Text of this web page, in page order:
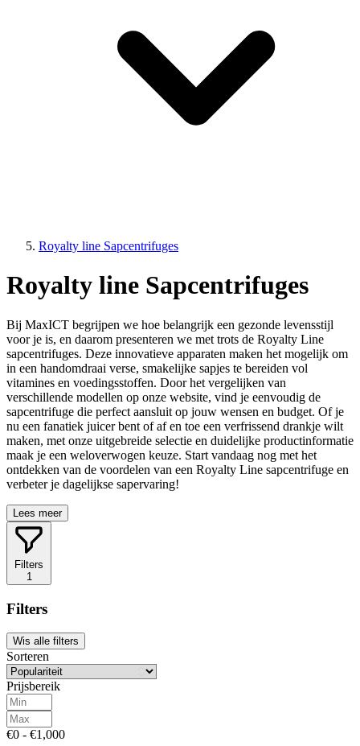
Royalty line Sapcentrifuges
Royalty line Sapcentrifuges
Bij MaxICT begrijpen we hoe belangrijk een gezonde levensstijl
voor je is, en daarom presenteren we met trots de Royalty Line
sapcentrifuges. Deze innovatieve apparaten maken het mogelijk om
in een handomdraai verse, smakelijke sapjes te bereiden vol
vitamines en voedingsstoffen. Door het vergelijken van
verschillende modellen op onze website, vind je eenvoudig de
sapcentrifuge die perfect aansluit op jouw wensen en budget. Of je
nu een fanatiek juicer bent of af en toe een verfrissend drankje wilt
maken, met onze uitgebreide selectie en duidelijke productinformatie
maak je een weloverwogen keuze. Start vandaag nog met het
ontdekken van de voordelen van een Royalty Line sapcentrifuge en
verbeter je dagelijkse sapervaring!
Lees meer
Filters
1
Filters
Wis alle filters
Sorteren
Prijsbereik
€0 - €1,000